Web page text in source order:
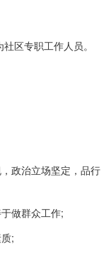
区专职工作人员。
政治立场坚定，品行
做群众工作;
;